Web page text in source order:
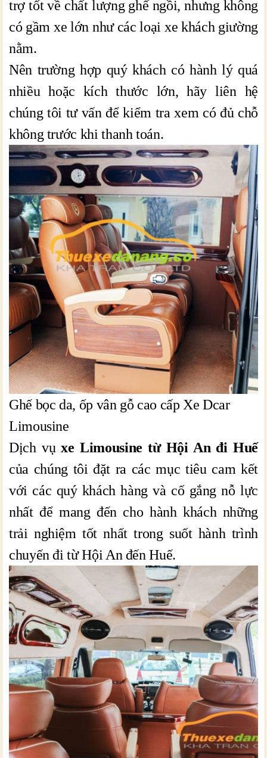
trợ tốt về chất lượng ghế ngồi, nhưng không
có gầm xe lớn như các loại xe khách giường
nằm.
Nên trường hợp quý khách có hành lý quá
nhiều hoặc kích thước lớn, hãy liên hệ
chúng tôi tư vấn để kiểm tra xem có đủ chỗ
không trước khi thanh toán.
Ghế bọc da, ốp vân gỗ cao cấp Xe Dcar
Limousine
Dịch vụxe Limousine từ Hội An đi Huế
của chúng tôi đặt ra các mục tiêu cam kết
với các quý khách hàng và cố gắng nỗ lực
nhất để mang đến cho hành khách những
trải nghiệm tốt nhất trong suốt hành trình
chuyến đi từ Hội An đến Huế.